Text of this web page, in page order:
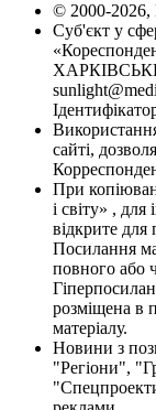
© 2000-2026,
Суб'єкт у
ХАРКІВСЬКЕ
сайті,
При
і світу» ,
відкрите
Посилання
повного або
розміщена в
матеріалу.
Новини з
"Регіони",